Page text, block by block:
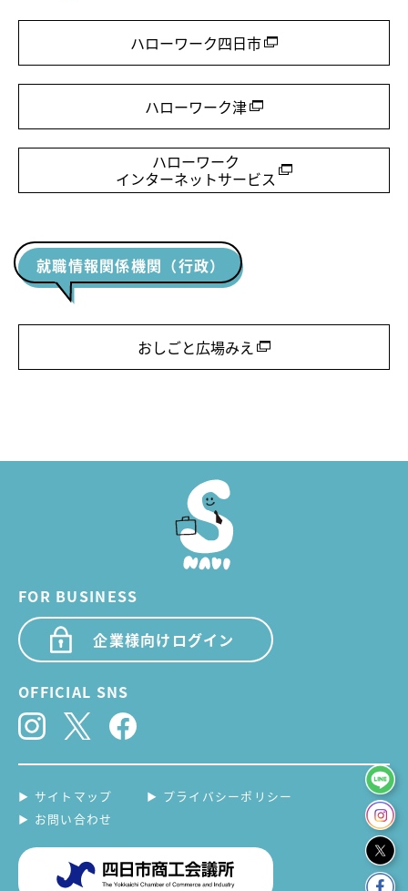
ハローワーク四日市
ハローワーク津
ハローワーク
インターネットサービス
就職情報関係機関（行政）
おしごと広場みえ
FOR BUSINESS
企業様向けログイン
OFFICIAL SNS
サイトマップ
プライバシーポリシー
お問い合わせ